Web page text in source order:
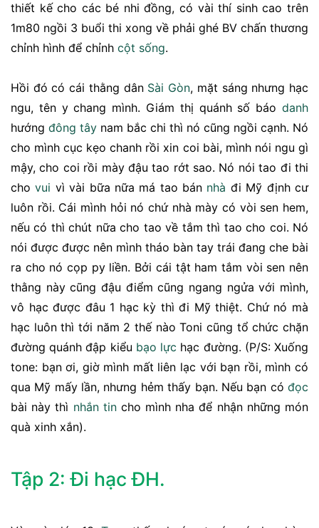
thiết kế cho các bé nhi đồng, có vài thí sinh cao trên
1m80 ngồi 3 buổi thi xong về phải ghé BV chấn thương
chỉnh hình để chỉnh cột sống.
Hồi đó có cái thằng dân Sài Gòn, mặt sáng nhưng hạc
ngu, tên y chang mình. Giám thị quánh số báo danh
hướng đông tây nam bắc chi thì nó cũng ngồi cạnh. Nó
cho mình cục kẹo chanh rồi xin coi bài, mình nói ngu gì
mậy, cho coi rồi mày đậu tao rớt sao. Nó nói tao đi thi
chovui vì vài bữa nữa má tao bán nhà đi Mỹ định cư
luôn rồi. Cái mình hỏi nó chứ nhà mày có vòi sen hem,
nếu có thì chút nữa cho tao về tắm thì tao cho coi. Nó
nói được được nên mình tháo bàn tay trái đang che bài
ra cho nó cọp py liền. Bởi cái tật ham tắm vòi sen nên
thằng này cũng đậu điểm cũng ngang ngửa với mình,
vô hạc được đâu 1 hạc kỳ thì đi Mỹ thiệt. Chứ nó mà
hạc luôn thì tới năm 2 thế nào Toni cũng tổ chức chặn
đường quánh đập kiểu bạo lực hạc đường. (P/S: Xuống
tone: bạn ơi, giờ mình mất liên lạc với bạn rồi, mình có
qua Mỹ mấy lần, nhưng hẻm thấy bạn. Nếu bạn có đọc
bài này thì nhắn tincho mình nha để nhận những món
quà xinh xắn).
Tập 2: Đi hạc ĐH.